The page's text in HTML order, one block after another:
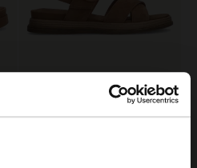
Beigefarbene Plateausandalen aus Leder mit Schnalle